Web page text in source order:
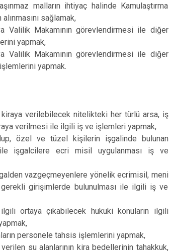
malların ihtiyaç halinde Kamulaştırma
sağlamak,
Valilik Makamının görevlendirmesi ile diğer
yapmak,
Valilik Makamının görevlendirmesi ile diğer
işlemlerini yapmak.
verilebilecek nitelikteki her türlü arsa, iş
verilmesi ile ilgili iş ve işlemleri yapmak,
özel ve tüzel kişilerin işgalinde bulunan
ile işgalcilere ecri misil uygulanması iş ve
vazgeçmeyenlere yönelik ecrimisil, meni
gerekli girişimlerde bulunulması ile ilgili iş ve
ortaya çıkabilecek hukuki konuların ilgili
personele tahsis işlemlerini yapmak,
su alanlarının kira bedellerinin tahakkuk,